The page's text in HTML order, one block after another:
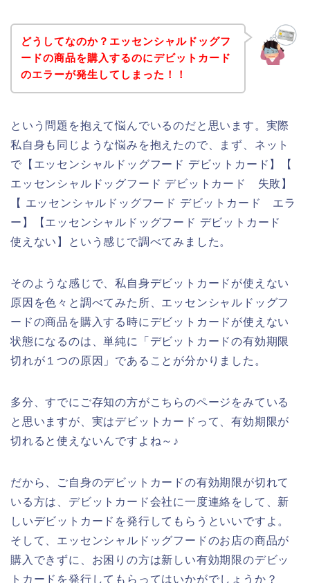
どうしてなのか？エッセンシャルドッグフ
ードの商品を購入するのにデビットカード
のエラーが発生してしまった！！
という問題を抱えて悩んでいるのだと思います。実際
私自身も同じような悩みを抱えたので、まず、ネット
で【エッセンシャルドッグフード デビットカード】【
エッセンシャルドッグフード デビットカード 失敗】
【 エッセンシャルドッグフード デビットカード エラ
ー】【エッセンシャルドッグフード デビットカード
使えない】という感じで調べてみました。
そのような感じで、私自身デビットカードが使えない
原因を色々と調べてみた所、エッセンシャルドッグフ
ードの商品を購入する時にデビットカードが使えない
状態になるのは、単純に「デビットカードの有効期限
切れが１つの原因」であることが分かりました。
多分、すでにご存知の方がこちらのページをみている
と思いますが、実はデビットカードって、有効期限が
切れると使えないんですよね～♪
だから、ご自身のデビットカードの有効期限が切れて
いる方は、デビットカード会社に一度連絡をして、新
しいデビットカードを発行してもらうといいですよ。
そして、エッセンシャルドッグフードのお店の商品が
購入できずに、お困りの方は新しい有効期限のデビッ
トカードを発行してもらってはいかがでしょうか？